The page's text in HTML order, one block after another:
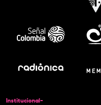
Institucional-